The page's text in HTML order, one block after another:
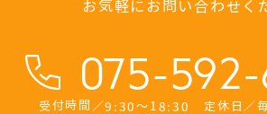
お気軽にお問い合わせく
075-
受付時間／9:30〜18:30 定休日／毎